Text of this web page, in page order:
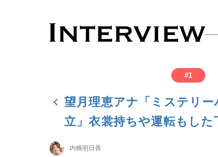
#1
望月理恵アナ「ミステリ
立」衣裳持ちや運転もした
内橋明日香